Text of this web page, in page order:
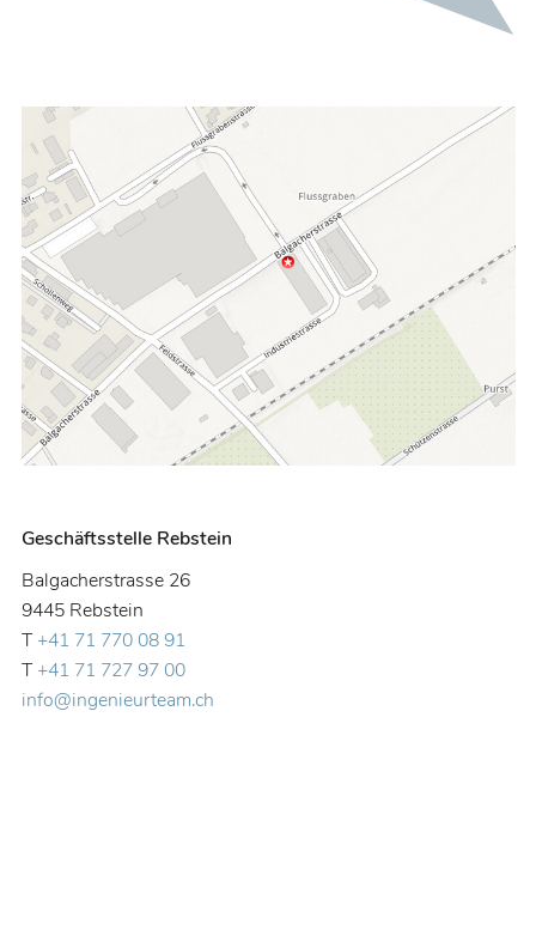
Geschäftsstelle Rebstein
Balgacherstrasse 26
9445 Rebstein
T +41 71 770 08 91
T +41 71 727 97 00
info@ingenieurteam.ch